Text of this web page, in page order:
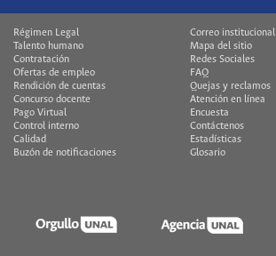
Régimen Legal
Talento humano
Contratación
Ofertas de empleo
Rendición de cuentas
Concurso docente
Pago Virtual
Control interno
Calidad
Buzón de notificaciones
Correo institucional
Mapa del sitio
Redes Sociales
FAQ
Quejas y reclamos
Atención en línea
Encuesta
Contáctenos
Estadísticas
Glosario